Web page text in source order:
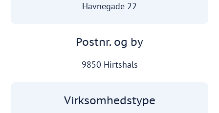
Havnegade 22
Postnr. og by
9850 Hirtshals
Virksomhedstype